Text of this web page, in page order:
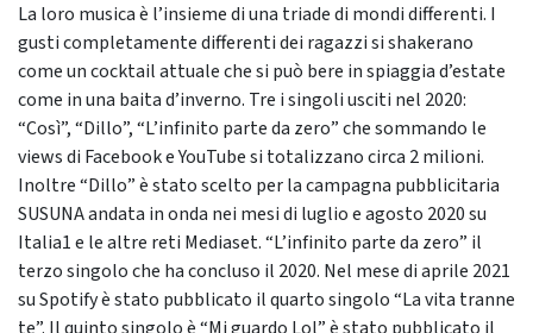
La loro musica è l’insieme di una triade di mondi differenti. I
gusti completamente differenti dei ragazzi si shakerano
come un cocktail attuale che si può bere in spiaggia d’estate
come in una baita d’inverno. Tre i singoli usciti nel 2020:
“Così”, “Dillo”, “L’infinito parte da zero” che sommando le
views di Facebook e YouTube si totalizzano circa 2 milioni.
Inoltre “Dillo” è stato scelto per la campagna pubblicitaria
SUSUNA andata in onda nei mesi di luglio e agosto 2020 su
Italia1 e le altre reti Mediaset. “L’infinito parte da zero” il
terzo singolo che ha concluso il 2020. Nel mese di aprile 2021
su Spotify è stato pubblicato il quarto singolo “La vita tranne